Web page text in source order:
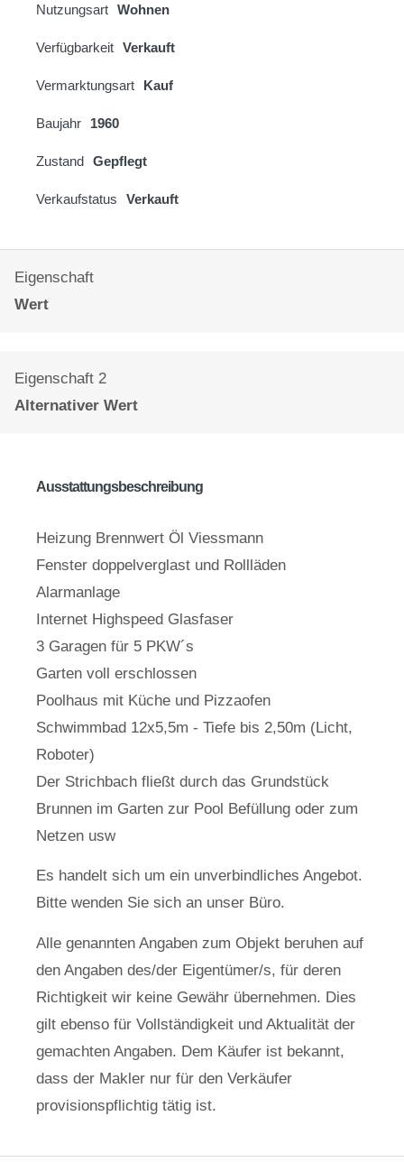
Nutzungsart Wohnen
Verfügbarkeit Verkauft
Vermarktungsart Kauf
Baujahr 1960
Zustand Gepflegt
Verkaufstatus Verkauft
Eigenschaft
Wert
Eigenschaft 2
Alternativer Wert
Ausstattungsbeschreibung
Heizung Brennwert Öl Viessmann
Fenster doppelverglast und Rollläden
Alarmanlage
Internet Highspeed Glasfaser
3 Garagen für 5 PKW´s
Garten voll erschlossen
Poolhaus mit Küche und Pizzaofen
Schwimmbad 12x5,5m - Tiefe bis 2,50m (Licht,
Roboter)
Der Strichbach fließt durch das Grundstück
Brunnen im Garten zur Pool Befüllung oder zum
Netzen usw
Es handelt sich um ein unverbindliches Angebot.
Bitte wenden Sie sich an unser Büro.
Alle genannten Angaben zum Objekt beruhen auf
den Angaben des/der Eigentümer/s, für deren
Richtigkeit wir keine Gewähr übernehmen. Dies
gilt ebenso für Vollständigkeit und Aktualität der
gemachten Angaben. Dem Käufer ist bekannt,
dass der Makler nur für den Verkäufer
provisionspflichtig tätig ist.